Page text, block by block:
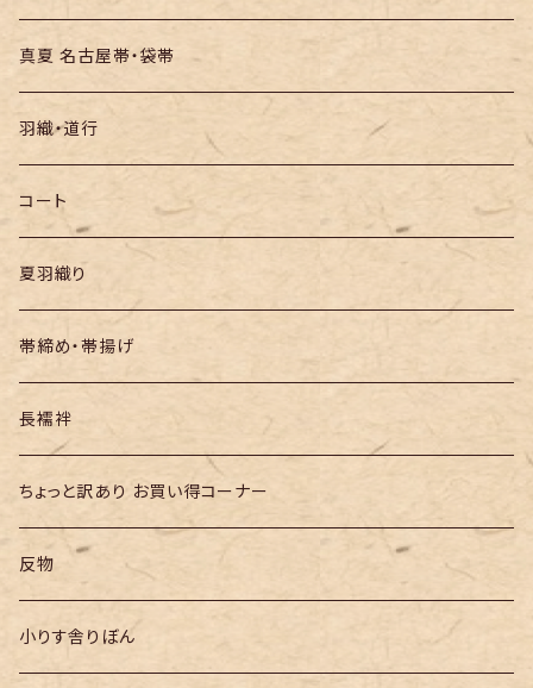
絞りの浴衣
名古屋帯
袋帯
半幅帯
真夏 名古屋帯・袋帯
羽織・道行
コート
夏羽織り
帯締め・帯揚げ
長襦袢
ちょっと訳あり お買い得コーナー
反物
小りす舎りぼん